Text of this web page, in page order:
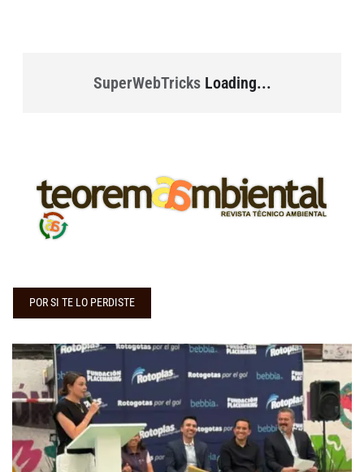
SuperWebTricksLoading...
POR SI TE LO PERDISTE